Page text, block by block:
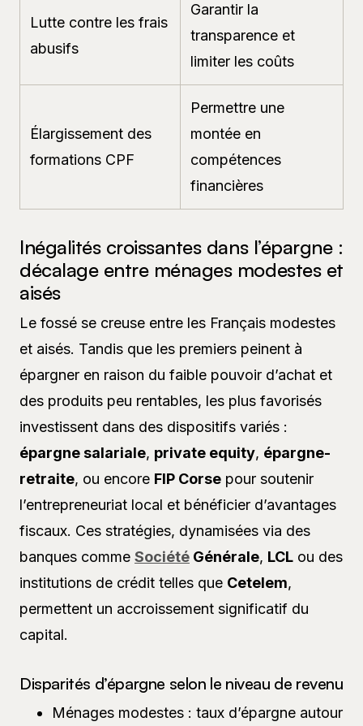
Lutte contre les frais
abusifs
Garantir la
transparence et
limiter les coûts
Élargissement des
formations CPF
Permettre une
montée en
compétences
financières
Inégalités croissantes dans l’épargne :
décalage entre ménages modestes et
aisés
Le fossé se creuse entre les Français modestes
et aisés. Tandis que les premiers peinent à
épargner en raison du faible pouvoir d’achat et
des produits peu rentables, les plus favorisés
investissent dans des dispositifs variés :
épargne salariale, private equity, épargne-
retraite, ou encore FIP Corse pour soutenir
l’entrepreneuriat local et bénéficier d’avantages
fiscaux. Ces stratégies, dynamisées via des
banques comme Société Générale, LCL ou des
institutions de crédit telles que Cetelem,
permettent un accroissement significatif du
capital.
Disparités d’épargne selon le niveau de revenu
Ménages modestes : taux d’épargne autour